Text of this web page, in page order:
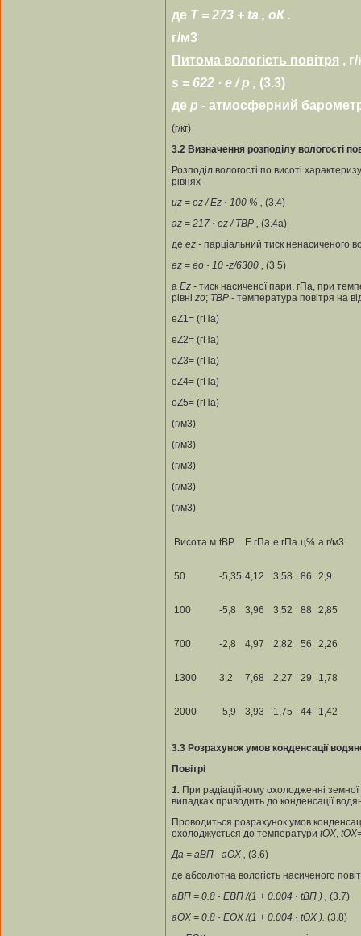
де Т = 273 + tа , оК .
г/м3
Питома вологість повітря ,
s = 622 · е / p , (3.3)
де p - атмосферний
(г/кг)
3.2 Визначення розподілу вологості
Розподіл вологості по висоті
рівнях
цz = еz/ Еz · 100 % , (3.4)
аz = 217 · еz/ ТВР , (3.4а)
де еz - парціальний тиск ненасиченого
еz = ео · 10 -z/6300 , (3.5)
а Еz - тиск насиченої пари, гПа, при
рівні zо; ТВР - температура повітря на
eZ1= (гПа)
eZ2= (гПа)
eZ3= (гПа)
eZ4= (гПа)
eZ5= (гПа)
(г/м3)
(г/м3)
(г/м3)
(г/м3)
(г/м3)
Висота м tBP E гПа е гПа ц% а г/м3
50 -5,35 4,12 3,58 86 2,9
100 -5,8 3,96 3,52 88 2,85
700 -2,8 4,97 2,82 56 2,26
1300 3,2 7,68 2,27 29 1,78
2000 -5,9 3,93 1,75 44 1,42
3.3 Розрахунок умов конденсації
Повітрі
1. При радіаційному охолодженні
випадках приводить до конденсації
Проводиться розрахунок умов
охолоджується до температури tОХ, tOX
Да = аВП - аОХ , (3.6)
де абсолютна вологість насиченого
аВП = 0.8 · ЕВП/(1 + 0.004 · tВП ) , (3.7)
аОХ = 0.8 · ЕОХ/(1 + 0.004 · tОХ ). (3.8)